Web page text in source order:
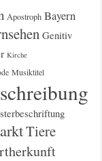
Apostroph Bayern
Genitiv
Kirche
Musiktitel
Tiere